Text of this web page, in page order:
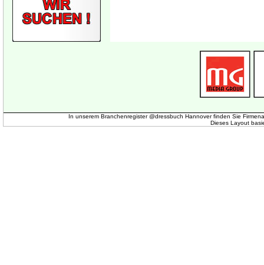
In unserem Branchenregister @dressbuch Hannover finden Sie
Dieses Layout